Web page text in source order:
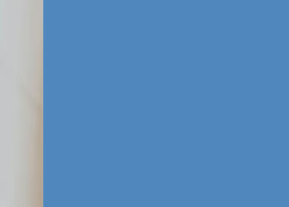
skalę, sięgając czasami kilkunastu złotych za
reklamy Google Wrocław w sposób zbyt
potężna luka rynkowa dla Ciebie, którą
Kolejnym problemem wrocławskich kampanii